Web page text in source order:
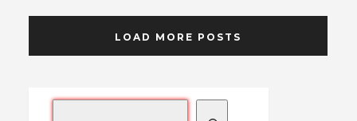
LOAD MORE POSTS